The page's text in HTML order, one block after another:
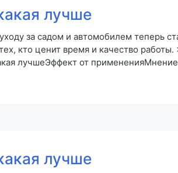
лучше
за садом и автомобилем теперь
тех, кто ценит время и качество
лучшеЭффект от примененияМнение
лучше